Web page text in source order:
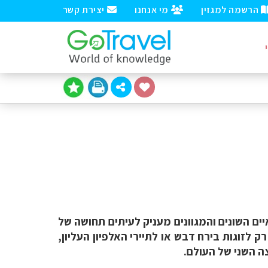
יצירת קשר מי אנחנו הרשמה למגזין
השונים והמגוונים מעניק לעיתים תחושה של
בירח דבש או לתיירי האלפיון העליון,
השני של העולם.